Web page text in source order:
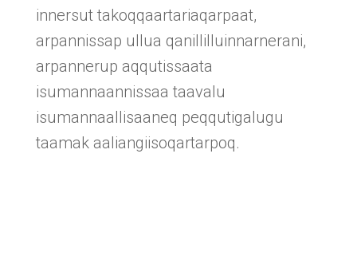
innersut takoqqaartariaqarpaat,
arpannissap ullua qanillilluinnarnerani,
arpannerup aqqutissaata
isumannaannissaa taavalu
isumannaallisaaneq peqqutigalugu
taamak aaliangiisoqartarpoq.